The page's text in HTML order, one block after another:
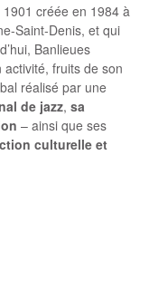
créée en 1984 à
Saint-Denis, et qui
Banlieues
activité, fruits de son
réalisé par une
de jazz, sa
– ainsi que ses
culturelle et